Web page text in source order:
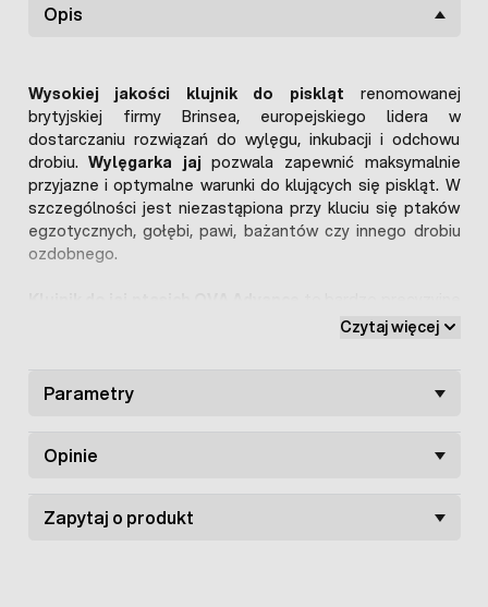
Opis
Wysokiej jakości klujnik do piskląt renomowanej
brytyjskiej firmy Brinsea, europejskiego lidera w
dostarczaniu rozwiązań do wylęgu, inkubacji i odchowu
drobiu.Wylęgarka jaj pozwala zapewnić maksymalnie
przyjazne i optymalne warunki do klujących się piskląt. W
szczególności jest niezastąpiona przy kluciu się ptaków
egzotycznych, gołębi, pawi, bażantów czy innego drobiu
ozdobnego.
i dokładne urządzenie przeznaczone do wylęgu różnego
dużej pojemności -
- można w jednym
zalecane jest zaprzestanie obracania jaj, i przełożenie ich
pewność uzyskania maksymalnej skuteczności wylęgu
pisklęta będą silne i zdrowe.
Czytaj więcej
Parametry
Opinie
Zapytaj o produkt